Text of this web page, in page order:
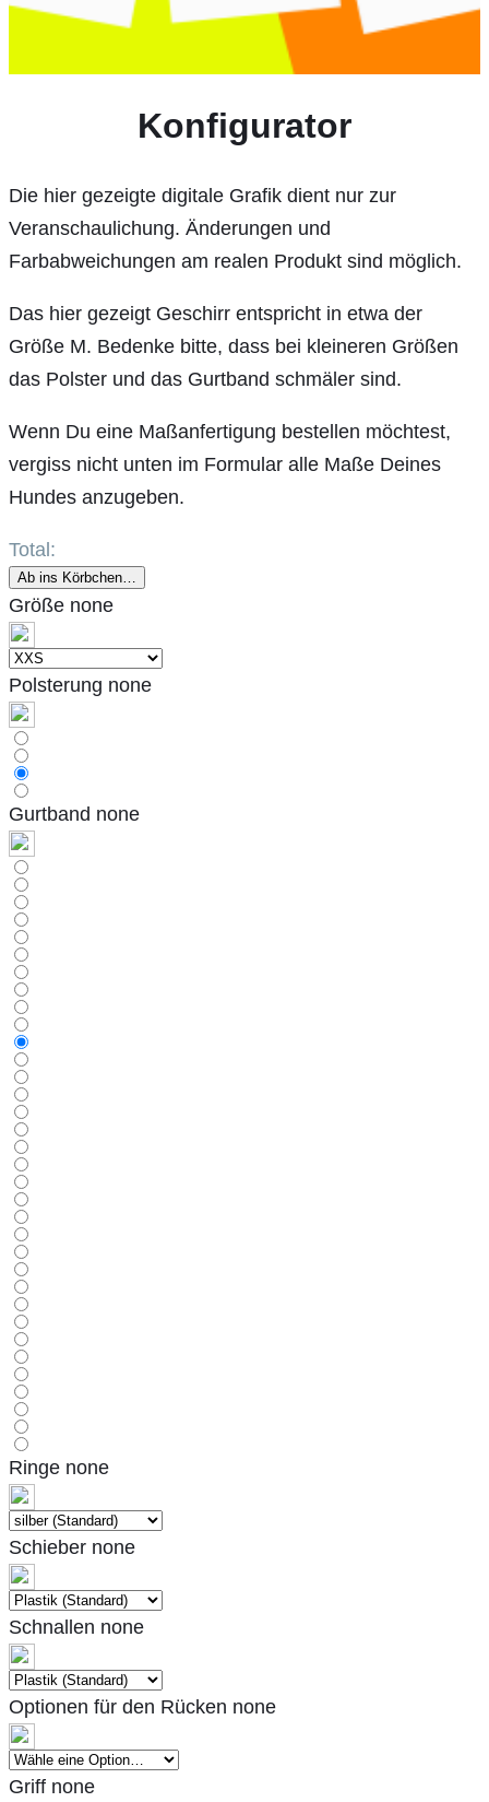
Konfigurator
Die hier gezeigte digitale Grafik dient nur zur
Veranschaulichung. Änderungen und
Farbabweichungen am realen Produkt sind möglich.
Das hier gezeigt Geschirr entspricht in etwa der
Größe M. Bedenke bitte, dass bei kleineren Größen
das Polster und das Gurtband schmäler sind.
Wenn Du eine Maßanfertigung bestellen möchtest,
vergiss nicht unten im Formular alle Maße Deines
Hundes anzugeben.
Total:
Ab ins Körbchen…
Größe none
Polsterung none
Gurtband none
Ringe none
Schieber none
Schnallen none
Optionen für den Rücken none
Griff none